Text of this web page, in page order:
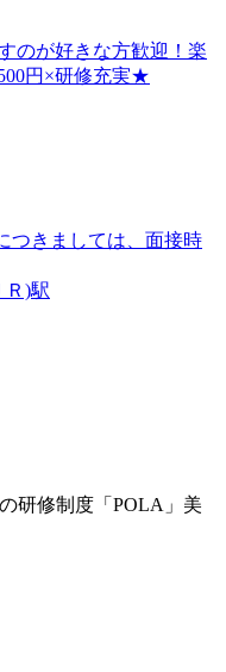
のが好きな方歓迎！楽
円×研修充実★
つきましては、面接時
Ｒ)駅
研修制度「POLA」美